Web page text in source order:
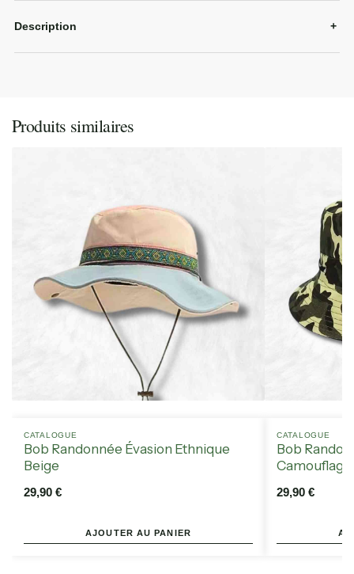
Description +
Produits similaires
CATALOGUE
Bob Randonnée Évasion Ethnique
Beige
29,90 €
AJOUTER AU PANIER
CATALOGUE
Bob
Camouflage
29,90 €